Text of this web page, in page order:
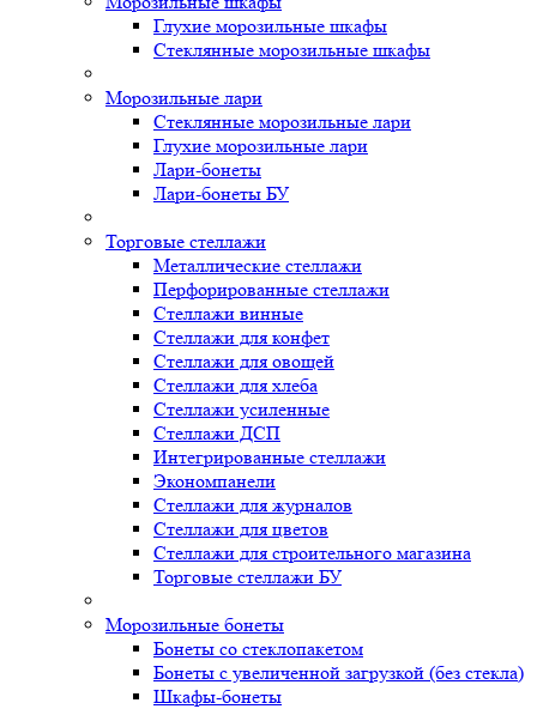
Глухие морозильные шкафы
Стеклянные морозильные шкафы
Морозильные лари
Стеклянные морозильные лари
Глухие морозильные лари
Лари-бонеты
Лари-бонеты БУ
Торговые стеллажи
Металлические стеллажи
Перфорированные стеллажи
Стеллажи винные
Стеллажи для конфет
Стеллажи для овощей
Стеллажи для хлеба
Стеллажи усиленные
Стеллажи ДСП
Интегрированные стеллажи
Экономпанели
Стеллажи для журналов
Стеллажи для цветов
Стеллажи для строительного магазина
Торговые стеллажи БУ
Морозильные бонеты
Бонеты со стеклопакетом
Бонеты с увеличенной загрузкой (без стекла)
Шкафы-бонеты